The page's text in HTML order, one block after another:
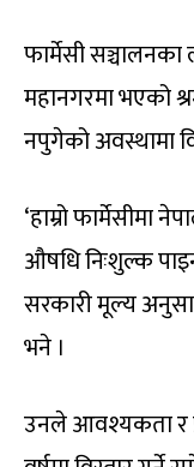
फार्मेसी
महानगरमा भएको
नपुगेको अवस्थामा
‘हाम्रो फार्मेसीमा
औषधि निःशुल्क
सरकारी मूल्य
भने ।
उनले आवश्यकता र